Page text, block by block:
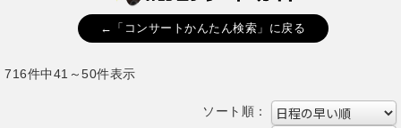
←「コンサートかんたん検索」に戻る
716件中41～50件表示
ソート順：